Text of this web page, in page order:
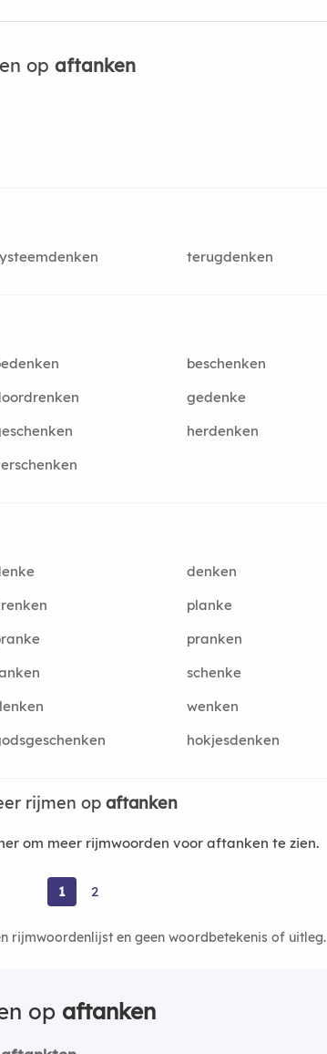
op aftanken
terugdenken
beschenken
gedenke
herdenken
denken
planke
pranken
schenke
wenken
hokjesdenken
rijmen op aftanken
om meer rijmwoorden voor aftanken te zien.
1 2
rijmwoordenlijst en geen woordbetekenis of uitleg.
op aftanken